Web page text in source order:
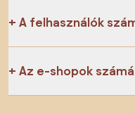
A felhasználók
Az e-shopok